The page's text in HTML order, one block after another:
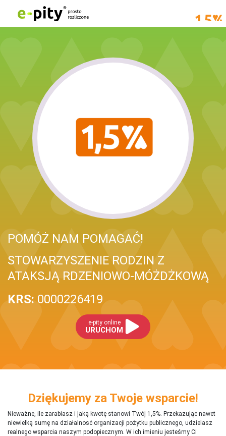
POMÓŻ NAM POMAGAĆ!
STOWARZYSZENIE RODZIN Z
ATAKSJĄ RDZENIOWO-MÓŻDŻKOWĄ
KRS: 0000226419
e-pity online
URUCHOM
Dziękujemy za Twoje wsparcie!
Nieważne, ile zarabiasz i jaką kwotę stanowi Twój 1,5%. Przekazując nawet
niewielką sumę na działalnosć organizacji pożytku publicznego, udzielasz
realnego wsparcia naszym podopiecznym. W ich imieniu jesteśmy Ci